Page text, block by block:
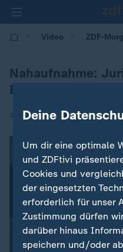
Video ZDF-
Nahaufnahme:
Erprobung
11.06.2026 | 05:30
Deine
Um dir eine optimale
und ZDFtivi
Cookies und
der eingesetzten
erforderlich für unser
Zustimmung dürfen
darüber hinaus
speichern und/oder